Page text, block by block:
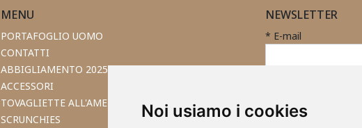
Noi usiamo i cookies
MENU
PORTAFOGLIO UOMO
CONTATTI
ABBIGLIAMENTO 2025
ACCESSORI
TOVAGLIETTE ALL'AMERICANA
SCRUNCHIES
NEWSLETTER
* E-mail
newsletter